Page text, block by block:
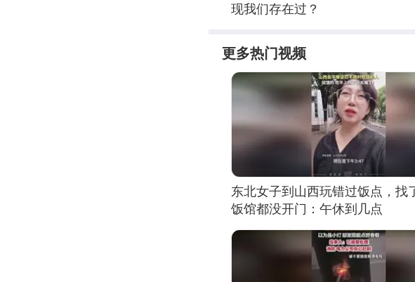
现我们存在过？
更多热门视频
东北女子到山西玩错过饭点，找
饭馆都没开门：午休到几点